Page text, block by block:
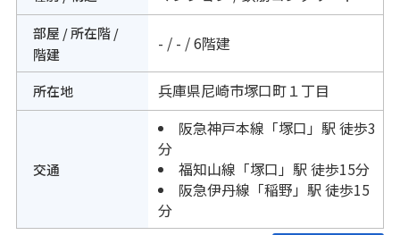
部屋 / 所在階 /
階建
- / - / 6階建
所在地 兵庫県尼崎市塚口町１丁目
交通
阪急神戸本線 「塚口 」駅 徒歩3
分
福知山線 「塚口 」駅 徒歩15分
阪急伊丹線 「稲野 」駅 徒歩15
分